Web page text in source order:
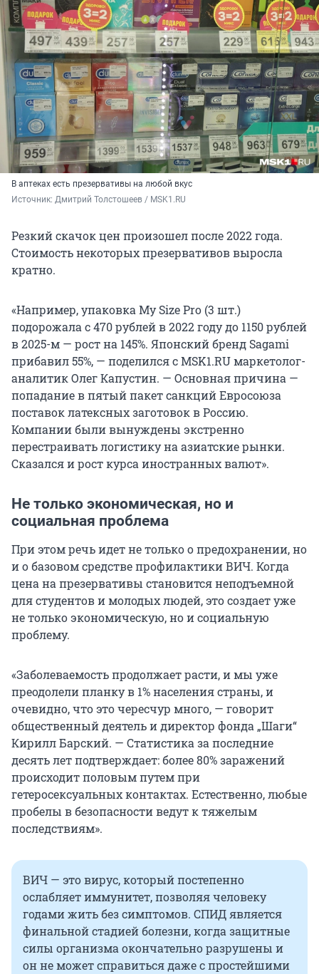
В аптеках есть презервативы на любой вкус
Источник: Дмитрий Толстошеев / MSK1.RU
Резкий скачок цен произошел после 2022 года.
Стоимость некоторых презервативов выросла
кратно.
«Например, упаковка My Size Pro (3 шт.)
подорожала с 470 рублей в 2022 году до 1150 рублей
в 2025-м — рост на 145%. Японский бренд Sagami
прибавил 55%, — поделился с MSK1.RU маркетолог-
аналитик Олег Капустин. — Основная причина —
попадание в пятый пакет санкций Евросоюза
поставок латексных заготовок в Россию.
Компании были вынуждены экстренно
перестраивать логистику на азиатские рынки.
Сказался и рост курса иностранных валют».
Не только экономическая, но и
социальная проблема
При этом речь идет не только о предохранении, но
и о базовом средстве профилактики ВИЧ. Когда
цена на презервативы становится неподъемной
для студентов и молодых людей, это создает уже
не только экономическую, но и социальную
проблему.
«Заболеваемость продолжает расти, и мы уже
преодолели планку в 1% населения страны, и
очевидно, что это чересчур много, — говорит
общественный деятель и директор фонда „Шаги“
Кирилл Барский. — Статистика за последние
десять лет подтверждает: более 80% заражений
происходит половым путем при
гетеросексуальных контактах. Естественно, любые
пробелы в безопасности ведут к тяжелым
последствиям».
ВИЧ — это вирус, который постепенно
ослабляет иммунитет, позволяя человеку
годами жить без симптомов. СПИД является
финальной стадией болезни, когда защитные
силы организма окончательно разрушены и
он не может справиться даже с простейшими